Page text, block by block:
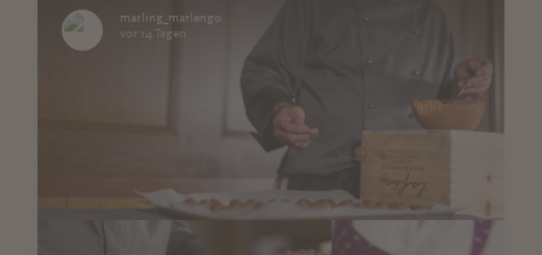
marling_marlengo
vor 14 Tagen